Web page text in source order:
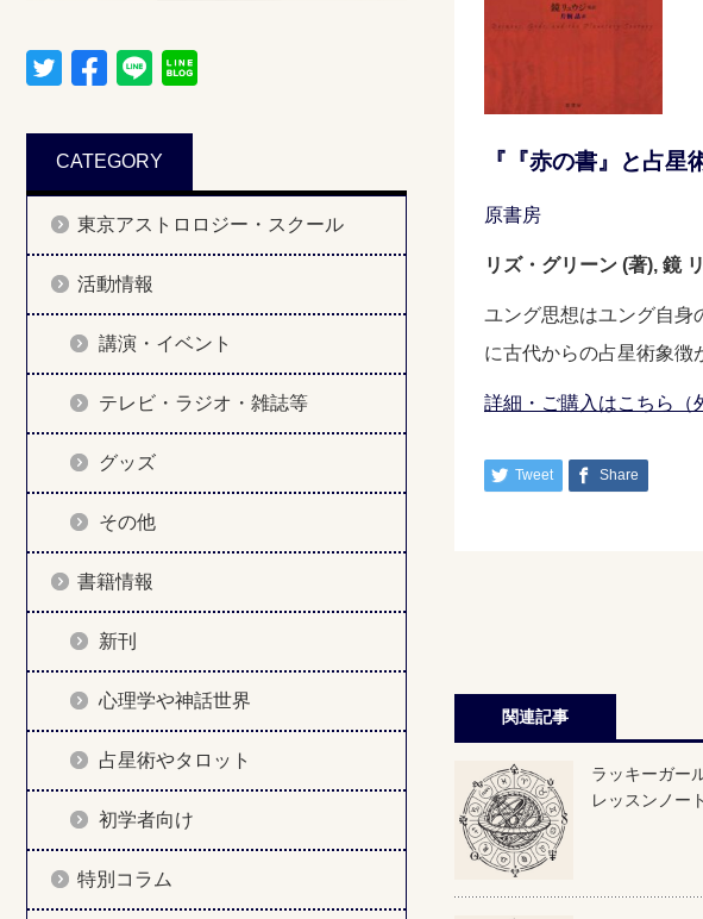
『『赤の書』と占星
原書房
リズ・グリーン (著), 鏡
ユング思想はユング自身
に古代からの占星術象徴
詳細・ご購入はこちら（
Tweet Share
関連記事
ラッキーガー
レッスンノート
CATEGORY
東京アストロロジー・スクール
活動情報
講演・イベント
テレビ・ラジオ・雑誌等
グッズ
その他
書籍情報
新刊
心理学や神話世界
占星術やタロット
初学者向け
特別コラム